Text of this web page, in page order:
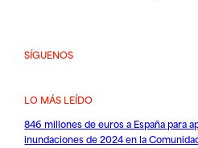
SÍGUENOS
LO MÁS LEÍDO
846 millones de euros a España para
inundaciones de 2024 en la